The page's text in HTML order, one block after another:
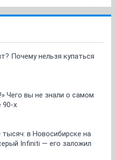
Почему нельзя купаться
Чего вы не знали о самом
90-х
в Новосибирске на
Infiniti — его заложил